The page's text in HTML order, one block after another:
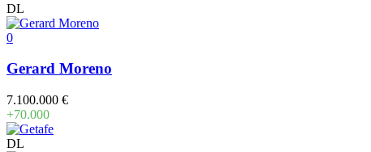
DL
0
Gerard Moreno
7.100.000 €
+70.000
DL